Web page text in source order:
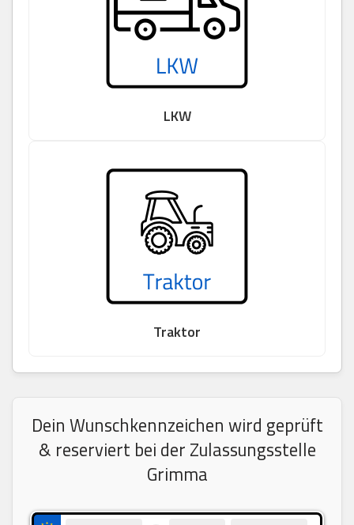
LKW
Traktor
Dein Wunschkennzeichen wird geprüft
& reserviert bei der Zulassungsstelle
Grimma